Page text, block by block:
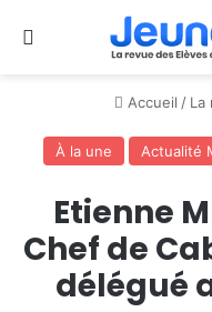
Se connecter
Accueil / La
À la une Actualité
Etienne
Chef de
délégué